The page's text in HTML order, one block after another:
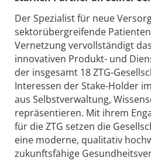
Der Spezialist für neue
sektorübergreifende
Vernetzung vervollständigt
innovativen Produkt- und
der insgesamt 18 ZTG-
Interessen der Stake-Holder
aus Selbstverwaltung,
repräsentieren. Mit ihrem
für die ZTG setzen die
eine moderne, qualitativ
zukunftsfähige